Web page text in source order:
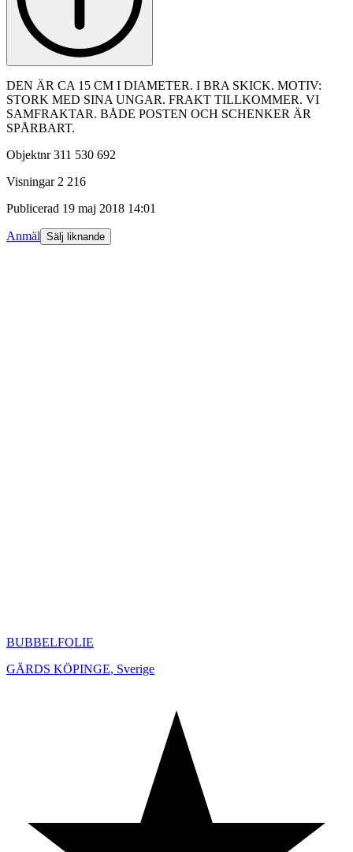
DEN ÄR CA 15 CM I DIAMETER. I BRA SKICK. MOTIV:
STORK MED SINA UNGAR. FRAKT TILLKOMMER. VI
SAMFRAKTAR. BÅDE POSTEN OCH SCHENKER ÄR
SPÅRBART.
Objektnr 311 530 692
Visningar 2 216
Publicerad 19 maj 2018 14:01
Anmäl Sälj liknande
BUBBELFOLIE
GÄRDS KÖPINGE, Sverige